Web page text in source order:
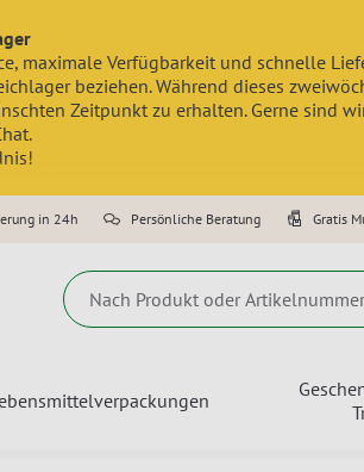
maximale Verfügbarkeit und schnelle
beziehen. Während dieses
Zeitpunkt zu erhalten. Gerne sind
in 24h Persönliche Beratung Gratis